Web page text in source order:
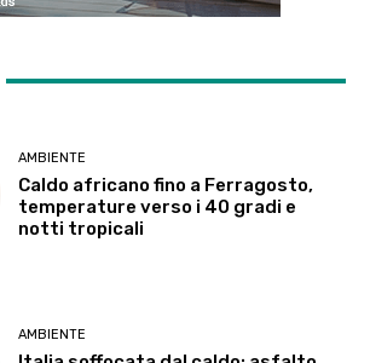
AMBIENTE
Caldo africano fino a Ferragosto,
temperature verso i 40 gradi e
notti tropicali
AMBIENTE